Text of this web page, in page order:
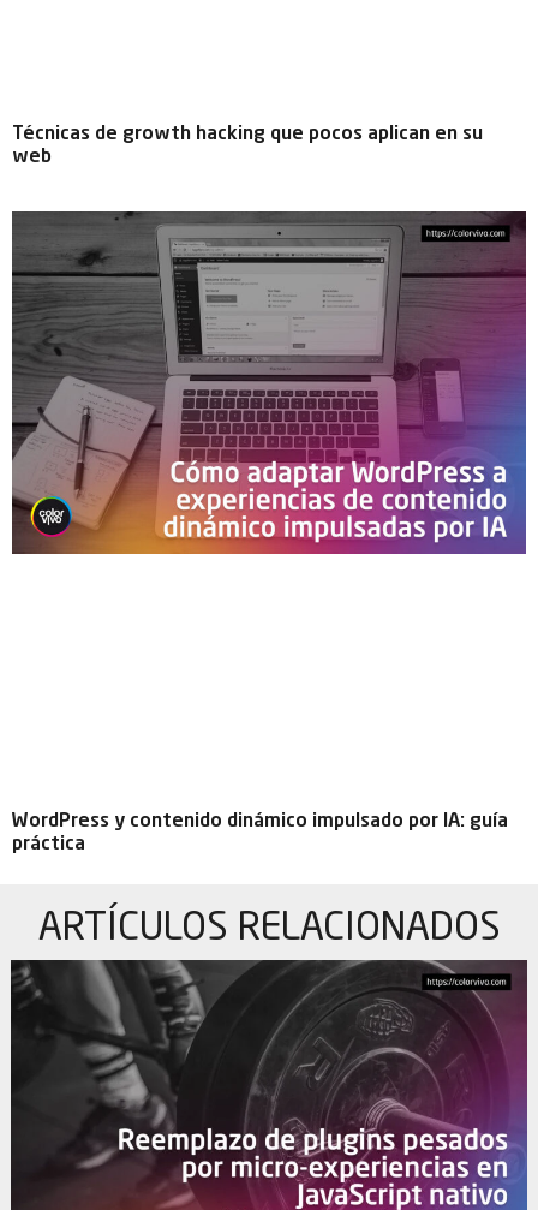
Técnicas de growth hacking que pocos aplican en su
web
WordPress y contenido dinámico impulsado por IA: guía
práctica
ARTÍCULOS RELACIONADOS